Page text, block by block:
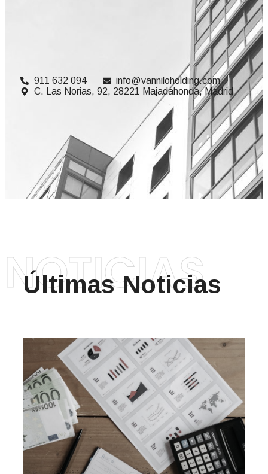
911 632 094
info@vanniloholding.com
C. Las Norias, 92, 28221 Majadahonda, Madrid
NOTICIAS
Últimas Noticias